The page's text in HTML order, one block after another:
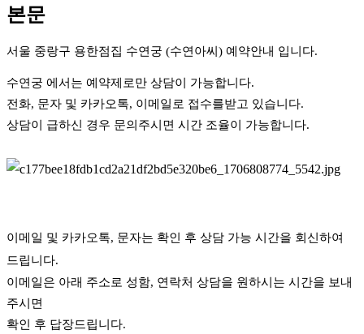
본문
서울 중랑구 용한점집 수연궁 (수연아씨) 예약안내 입니다.
수연궁 에서는 예약제로만 상담이 가능합니다.
전화, 문자 및 카카오톡, 이메일로 접수를받고 있습니다.
상담이 급하신 경우 문의주시면 시간 조율이 가능합니다.
이메일 및 카카오톡, 문자는 확인 후 상담 가능 시간을 회신하여
드립니다.
이메일은 아래 주소로 성함, 연락처 상담을 원하시는 시간을 보내
주시면
확인 후 답장드립니다.